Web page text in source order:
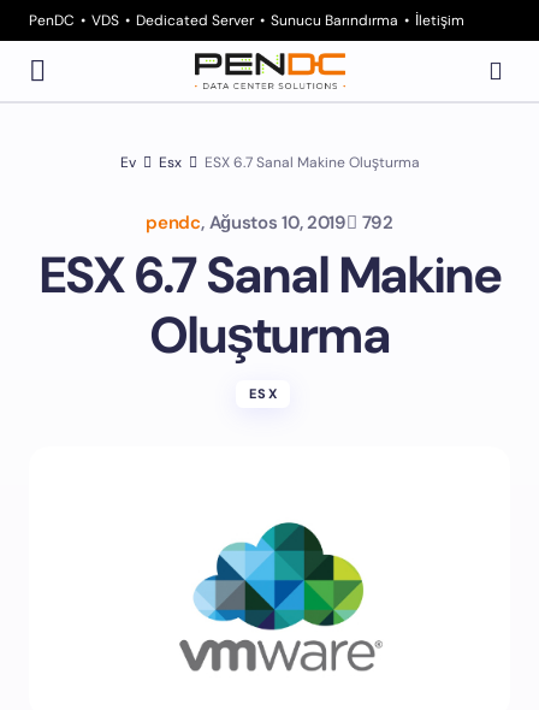
PenDC VDS Dedicated Server Sunucu Barındırma İletişim
Ev Esx ESX 6.7 Sanal Makine Oluşturma
pendc, Ağustos 10, 2019 792
ESX 6.7 Sanal Makine
Oluşturma
ESX